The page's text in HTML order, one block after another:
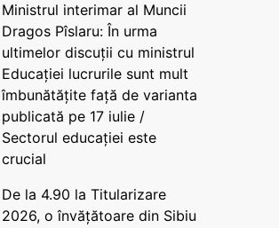
Ministrul interimar al Muncii
Dragos Pîslaru: În urma
ultimelor discuții cu ministrul
Educației lucrurile sunt mult
îmbunătățite față de varianta
publicată pe 17 iulie /
Sectorul educației este
crucial
De la 4.90 la Titularizare
2026, o învățătoare din Sibiu